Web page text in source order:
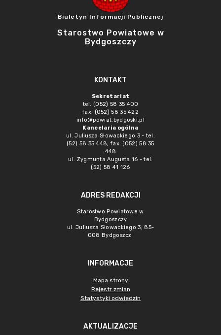
Biuletyn Informacji Publicznej
Starostwo Powiatowe w
Bydgoszczy
KONTAKT
Sekretariat
tel. (052) 58 35 400
fax. (052) 58 35 422
info@powiat.bydgoski.pl
Kancelaria ogólna
ul. Juliusza Słowackiego 3 - tel.
(52) 58 35 448, fax. (052) 58 35
448
ul. Zygmunta Augusta 16 - tel.
(52) 58 41 126
ADRES REDAKCJI
Starostwo Powiatowe w
Bydgoszczy
ul. Juliusza Słowackiego 3, 85-
008 Bydgoszcz
INFORMACJE
Mapa strony
Rejestr zmian
Statystyki odwiedzin
AKTUALIZACJE